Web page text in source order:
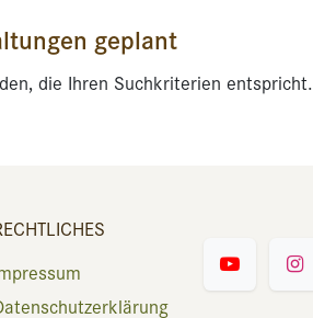
geplant
die Ihren Suchkriterien entspricht.